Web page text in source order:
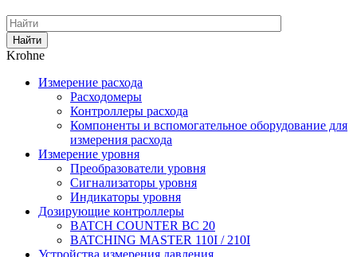
Найти
Krohne
Измерение расхода
Расходомеры
Контроллеры расхода
Компоненты и вспомогательное оборудование для
измерения расхода
Измерение уровня
Преобразователи уровня
Сигнализаторы уровня
Индикаторы уровня
Дозирующие контроллеры
BATCH COUNTER BC 20
BATCHING MASTER 110I / 210I
Устройства измерения давления